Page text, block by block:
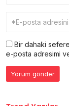
Bir dahaki sefere
e-posta adresimi